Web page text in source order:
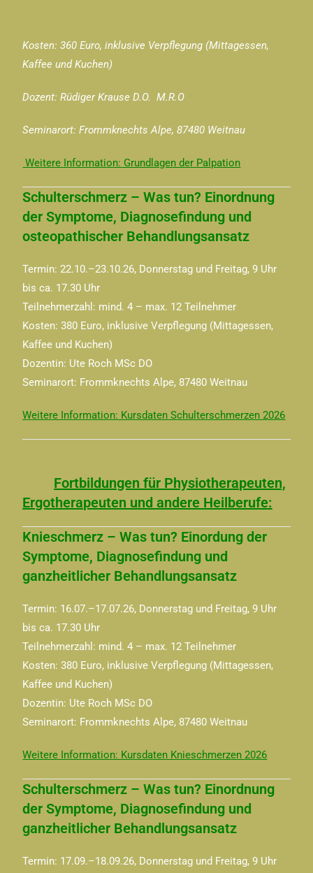
Kosten: 360 Euro, inklusive Verpflegung (Mittagessen,
Kaffee und Kuchen)
Dozent: Rüdiger Krause D.O. M.R.O
Seminarort: Frommknechts Alpe, 87480 Weitnau
Weitere Information: Grundlagen der Palpation
Schulterschmerz – Was tun? Einordnung
der Symptome, Diagnosefindung und
osteopathischer Behandlungsansatz
Termin: 22.10.–23.10.26, Donnerstag und Freitag, 9 Uhr
bis ca. 17.30 Uhr
Teilnehmerzahl: mind. 4 – max. 12 Teilnehmer
Kosten: 380 Euro, inklusive Verpflegung (Mittagessen,
Kaffee und Kuchen)
Dozentin: Ute Roch MSc DO
Seminarort: Frommknechts Alpe, 87480 Weitnau
Weitere Information: Kursdaten Schulterschmerzen 2026
Fortbildungen für Physiotherapeuten,
Ergotherapeuten und andere Heilberufe:
Knieschmerz – Was tun? Einordung der
Symptome, Diagnosefindung und
ganzheitlicher Behandlungsansatz
Termin: 16.07.–17.07.26, Donnerstag und Freitag, 9 Uhr
bis ca. 17.30 Uhr
Teilnehmerzahl: mind. 4 – max. 12 Teilnehmer
Kosten: 380 Euro, inklusive Verpflegung (Mittagessen,
Kaffee und Kuchen)
Dozentin: Ute Roch MSc DO
Seminarort: Frommknechts Alpe, 87480 Weitnau
Weitere Information: Kursdaten Knieschmerzen 2026
Schulterschmerz – Was tun? Einordnung
der Symptome, Diagnosefindung und
ganzheitlicher Behandlungsansatz
Termin: 17.09.–18.09.26, Donnerstag und Freitag, 9 Uhr